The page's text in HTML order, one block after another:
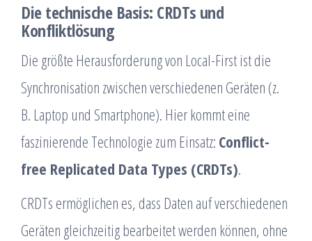
Die technische Basis: CRDTs und
Konfliktlösung
Die größte Herausforderung von Local-First ist die
Synchronisation zwischen verschiedenen Geräten (z.
B. Laptop und Smartphone). Hier kommt eine
faszinierende Technologie zum Einsatz: Conflict-
free Replicated Data Types (CRDTs).
CRDTs ermöglichen es, dass Daten auf verschiedenen
Geräten gleichzeitig bearbeitet werden können, ohne